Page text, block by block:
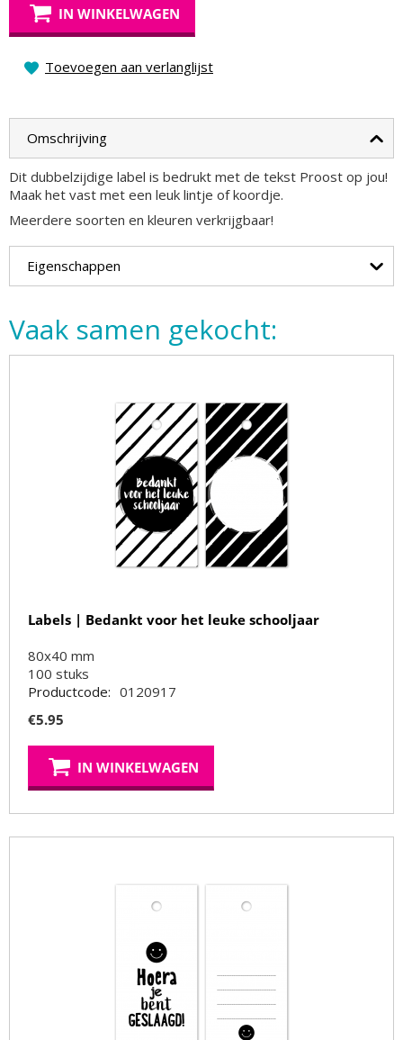
IN WINKELWAGEN
Toevoegen aan verlanglijst
Omschrijving
Dit dubbelzijdige label is bedrukt met de tekst Proost op jou!
Maak het vast met een leuk lintje of koordje.
Meerdere soorten en kleuren verkrijgbaar!
Eigenschappen
Vaak samen gekocht:
Labels | Bedankt voor het leuke schooljaar
80x40 mm
100 stuks
Productcode: 0120917
€5.95
IN WINKELWAGEN